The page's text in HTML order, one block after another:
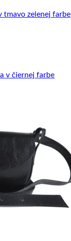
tmavo zelenej farbe